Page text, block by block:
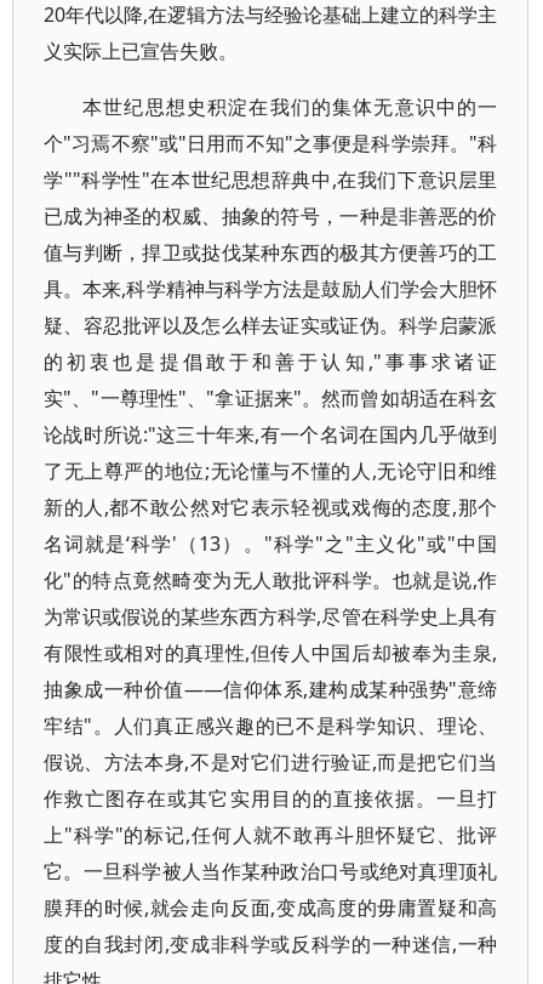
20年代以降,在逻辑方法与经验论基础上建立的科学主
义实际上已宣告失败。
本世纪思想史积淀在我们的集体无意识中的一
个"习焉不察"或"日用而不知"之事便是科学崇拜。"科
学""科学性"在本世纪思想辞典中,在我们下意识层里
已成为神圣的权威、抽象的符号，一种是非善恶的价
值与判断，捍卫或挞伐某种东西的极其方便善巧的工
具。本来,科学精神与科学方法是鼓励人们学会大胆怀
疑、容忍批评以及怎么样去证实或证伪。科学启蒙派
的初衷也是提倡敢于和善于认知,"事事求诸证
实"、"一尊理性"、"拿证据来"。然而曾如胡适在科玄
论战时所说:"这三十年来,有一个名词在国内几乎做到
了无上尊严的地位;无论懂与不懂的人,无论守旧和维
新的人,都不敢公然对它表示轻视或戏侮的态度,那个
名词就是‘科学'（13）。"科学"之"主义化"或"中国
化"的特点竟然畸变为无人敢批评科学。也就是说,作
为常识或假说的某些东西方科学,尽管在科学史上具有
有限性或相对的真理性,但传人中国后却被奉为圭泉,
抽象成一种价值——信仰体系,建构成某种强势"意缔
牢结"。人们真正感兴趣的已不是科学知识、理论、
假说、方法本身,不是对它们进行验证,而是把它们当
作救亡图存在或其它实用目的的直接依据。一旦打
上"科学"的标记,任何人就不敢再斗胆怀疑它、批评
它。一旦科学被人当作某种政治口号或绝对真理顶礼
膜拜的时候,就会走向反面,变成高度的毋庸置疑和高
度的自我封闭,变成非科学或反科学的一种迷信,一种